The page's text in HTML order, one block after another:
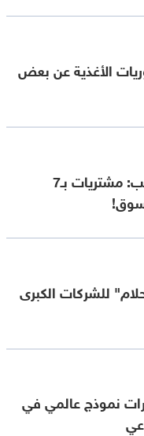
الأغذية عن بعض
مصر تغرق في الذهب: مشتريات بـ7
للشركات الكبرى
نموذج عالمي في